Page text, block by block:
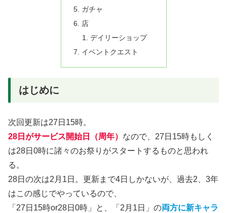
ガチャ
店
デイリーショップ
イベントクエスト
はじめに
次回更新は27日15時。
28日がサービス開始日（周年） なので、27日15時もしく
は28日0時に諸々のお祭りがスタートするものと思われ
る。
28日の次は2月1日。更新まで4日しかないが、過去2、3年
はこの感じでやっているので、
「27日15時or28日0時」と、「2月1日」の両方に新キャラ